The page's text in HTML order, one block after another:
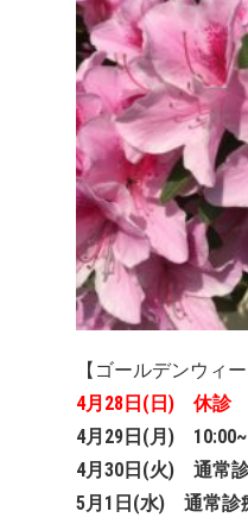
【ゴールデンウィ
4月28日(日) 休診
4月29日(月)
4月30日(火) 通常診
5月1日(水) 通常診